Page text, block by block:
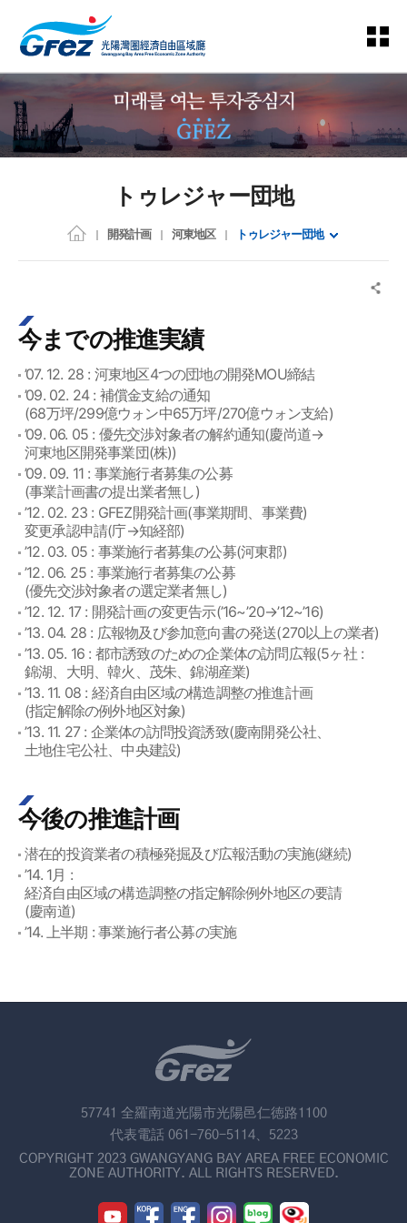
トゥレジャー団地
開発計画 河東地区 トゥレジャー団地
今までの推進実績
’07. 12. 28 : 河東地区4つの団地の開発MOU締結
’09. 02. 24 : 補償金支給の通知
(68万坪/299億ウォン中65万坪/270億ウォン支給)
’09. 06. 05 : 優先交渉対象者の解約通知(慶尚道→
河東地区開発事業団(株))
’09. 09. 11 : 事業施行者募集の公募
(事業計画書の提出業者無し)
’12. 02. 23 : GFEZ開発計画(事業期間、事業費)
変更承認申請(庁→知経部)
’12. 03. 05 : 事業施行者募集の公募(河東郡)
’12. 06. 25 : 事業施行者募集の公募
(優先交渉対象者の選定業者無し)
’12. 12. 17 : 開発計画の変更告示(’16~’20→’12~’16)
’13. 04. 28 : 広報物及び参加意向書の発送(270以上の業者)
’13. 05. 16 : 都市誘致のための企業体の訪問広報(5ヶ社 :
錦湖、大明、韓火、茂朱、錦湖産業)
’13. 11. 08 : 経済自由区域の構造調整の推進計画
(指定解除の例外地区対象)
’13. 11. 27 : 企業体の訪問投資誘致(慶南開発公社、
土地住宅公社、中央建設)
今後の推進計画
潜在的投資業者の積極発掘及び広報活動の実施(継続)
’14. 1月 :
経済自由区域の構造調整の指定解除例外地区の要請
(慶南道)
’14. 上半期 : 事業施行者公募の実施
57741 全羅南道光陽市光陽邑仁徳路1100
代表電話 061-760-5114、5223
COPYRIGHT 2023 GWANGYANG BAY AREA FREE ECONOMIC
ZONE AUTHORITY. ALL RIGHTS RESERVED.